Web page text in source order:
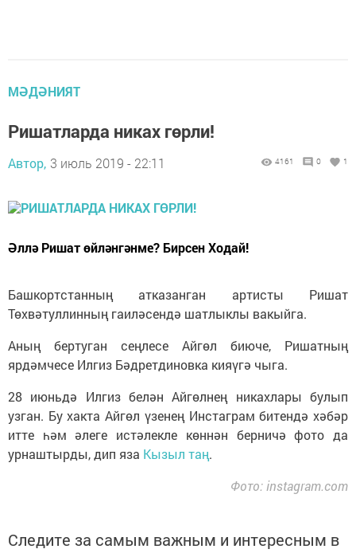
МӘДӘНИЯТ
Ришатларда никах гөрли!
Автор, 3 июль 2019 - 22:11 4161 0 1
Әллә Ришат өйләнгәнме? Бирсен Ходай!
Башкортстанның атказанган артисты Ришат
Төхвәтуллинның гаиләсендә шатлыклы вакыйга.
Аның бертуган сеңлесе Айгөл биюче, Ришатның
ярдәмчесе Илгиз Бәдретдиновка кияүгә чыга.
28 июньдә Илгиз белән Айгөлнең никахлары булып
узган. Бу хакта Айгөл үзенең Инстаграм битендә хәбәр
итте һәм әлеге истәлекле көннән берничә фото да
урнаштырды, дип яза Кызыл таң.
Фото: instagram.com
Следите за самым важным и интересным в